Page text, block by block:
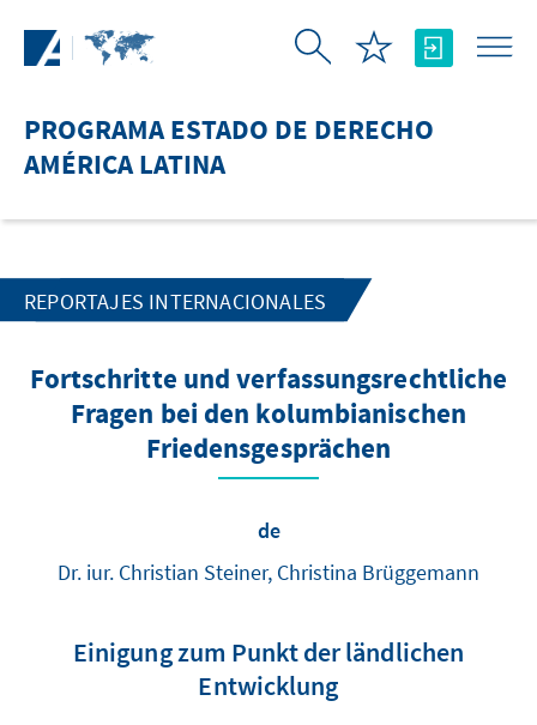
PROGRAMA ESTADO DE DERECHO
AMÉRICA LATINA
REPORTAJES INTERNACIONALES
Fortschritte und verfassungsrechtliche
Fragen bei den kolumbianischen
Friedensgesprächen
de
Dr. iur. Christian Steiner, Christina Brüggemann
Einigung zum Punkt der ländlichen
Entwicklung